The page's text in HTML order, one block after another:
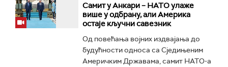
Самит у Анкари – НАТО улаже
више у одбрану, али Америка
остаје кључни савезник
Од повећања војних издвајања до
будућности односа са Сједињеним
Америчким Државама, самит НАТО-а